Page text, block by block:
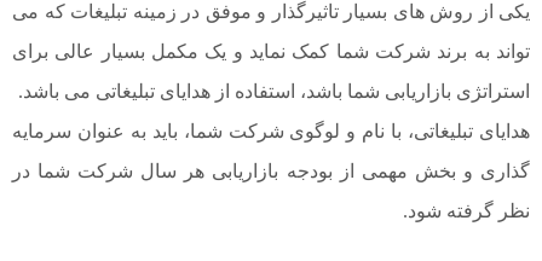
یکی از روش های بسیار تاثیرگذار و موفق در زمینه تبلیغات که می
تواند به برند شرکت شما کمک نماید و یک مکمل بسیار عالی برای
استراتژی بازاریابی شما باشد، استفاده از هدایای تبلیغاتی می باشد.
هدایای تبلیغاتی، با نام و لوگوی شرکت شما، باید به عنوان سرمایه
گذاری و بخش مهمی از بودجه بازاریابی هر سال شرکت شما در
نظر گرفته شود.